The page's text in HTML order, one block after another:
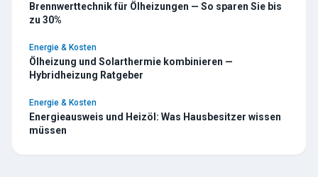
Brennwerttechnik für Ölheizungen — So sparen Sie bis
zu 30%
Energie & Kosten
Ölheizung und Solarthermie kombinieren —
Hybridheizung Ratgeber
Energie & Kosten
Energieausweis und Heizöl: Was Hausbesitzer wissen
müssen